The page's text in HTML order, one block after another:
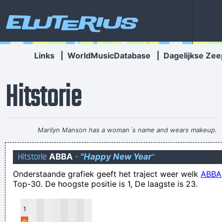
Eluterius
Links WorldMusicDatabase Dagelijkse
Hitstorie
Marilyn Manson has a woman´s name and wears makeup.
How original.~ Alice Cooper
een inmaakbokaal gevuld met maagsappen is nu niet direct
het ideale huwelijksgeschenk!
een gewaarschuwd schizofreen telt voor 4
Hitstorie ABBA - "Happy New Year"
Onderstaande grafiek geeft het traject weer welk ABBA
Top-30. De hoogste positie is 1, De laagste is 23.
1